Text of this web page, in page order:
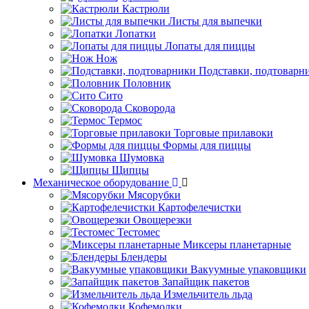
Кастрюли
Листы для выпечки
Лопатки
Лопаты для пиццы
Нож
Подставки,
Половник
Сито
Сковорода
Термос
Торговые прилавоки
Формы для пиццы
Шумовка
Щипцы
Механическое оборудование
Мясорубки
Картофелечистки
Овощерезки
Тестомес
Миксеры планетарные
Блендеры
Вакуумные упаковщики
Запайщик пакетов
Измельчитель льда
Кофемолки